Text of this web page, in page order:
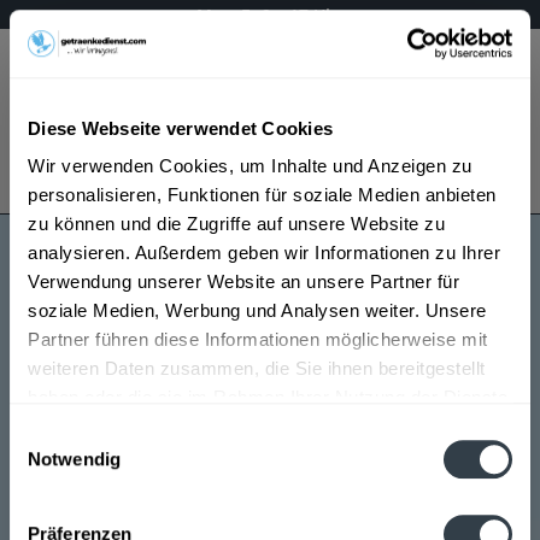
Diese Webseite verwendet Cookies
Wir verwenden Cookies, um Inhalte und Anzeigen zu
personalisieren, Funktionen für soziale Medien anbieten
zu können und die Zugriffe auf unsere Website zu
analysieren. Außerdem geben wir Informationen zu Ihrer
Verwendung unserer Website an unsere Partner für
soziale Medien, Werbung und Analysen weiter. Unsere
Partner führen diese Informationen möglicherweise mit
weiteren Daten zusammen, die Sie ihnen bereitgestellt
Notwendig
Präferenzen
Mo – Fr 9 – 17 Uhr
Menü
Bestellung widerrufen
Es gilt unsere Datenschutzerklärung
Wikinger
Wikinger wird in den folgenden Regionen, Städten,